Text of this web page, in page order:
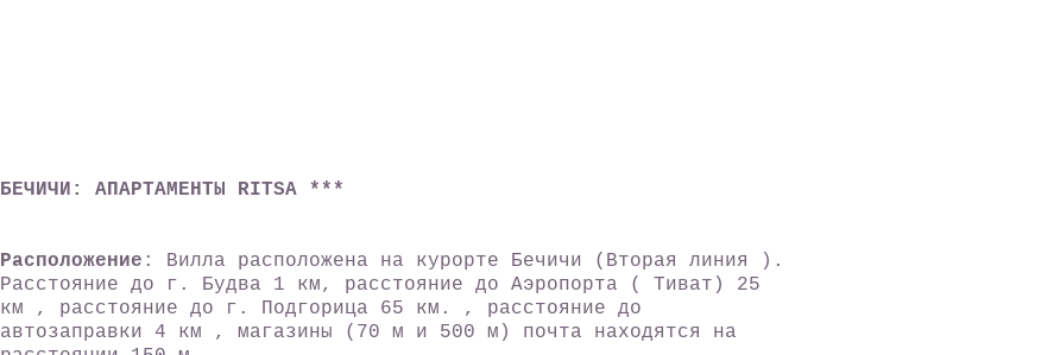
БЕЧИЧИ: АПАРТАМЕНТЫ RITSA ***
Расположение : Вилла расположена на курорте Бечичи (Вторая линия ).
Расстояние до г. Будва 1 км, расстояние до Аэропорта ( Тиват) 25
км , расстояние до г. Подгорица 65 км. , расстояние до
автозаправки 4 км , магазины (70 м и 500 м) почта находятся на